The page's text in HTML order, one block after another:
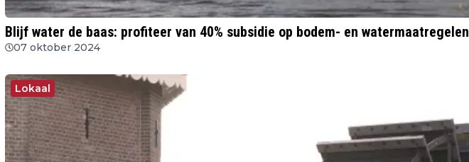
Blijf water de baas: profiteer van 40% subsidie op bodem- en watermaatregelen
07 oktober 2024
Lokaal